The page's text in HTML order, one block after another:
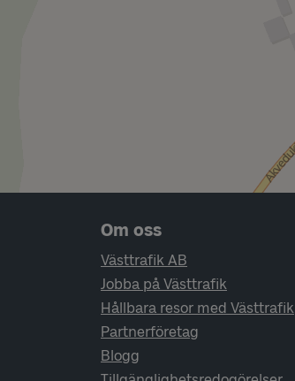
Sidfotsnavigering
Om oss
Västtrafik AB
Jobba på Västtrafik
Hållbara resor med Västtrafik
Partnerföretag
Blogg